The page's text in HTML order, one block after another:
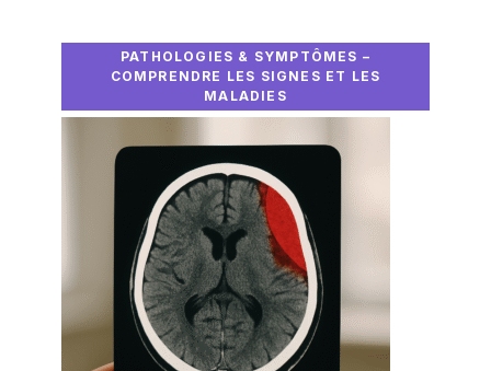
PATHOLOGIES & SYMPTÔMES –
COMPRENDRE LES SIGNES ET LES
MALADIES